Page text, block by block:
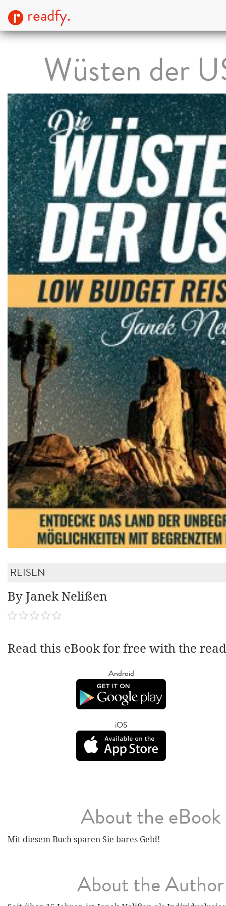
readfy.
Wüsten der
REISEN
By Janek Nelißen
Read this eBook for free with the
Android
iOS
About the eBook
Mit diesem Buch sparen Sie bares Geld!
About the Author